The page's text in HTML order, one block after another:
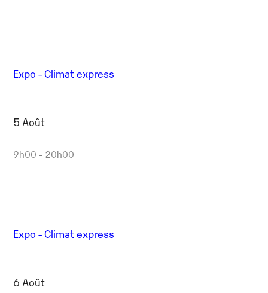
Expo - Climat express
5 Août
9h00 - 20h00
Expo - Climat express
6 Août